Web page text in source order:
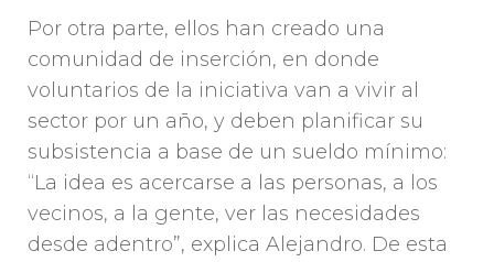
Por otra parte, ellos han creado una
comunidad de inserción, en donde
voluntarios de la iniciativa van a vivir al
sector por un año, y deben planificar su
subsistencia a base de un sueldo mínimo:
“La idea es acercarse a las personas, a los
vecinos, a la gente, ver las necesidades
desde adentro”, explica Alejandro. De esta